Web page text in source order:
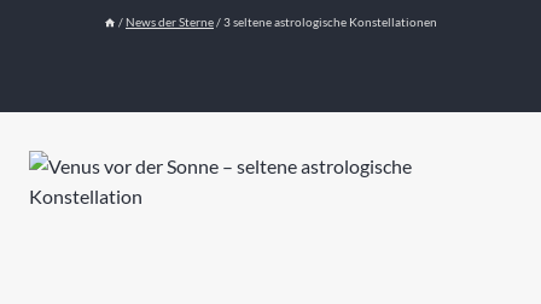
/News der Sterne/3 seltene astrologische Konstellationen